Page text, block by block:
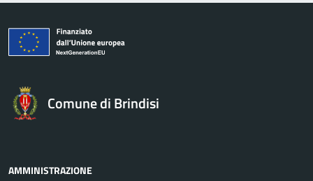
Comune di Brindisi
AMMINISTRAZIONE